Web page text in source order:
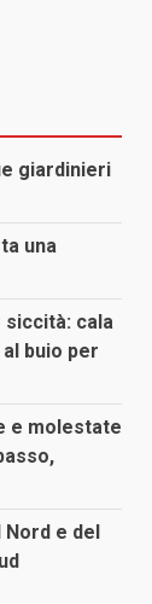
giardinieri
una
siccità: cala
buio per
e molestate
Nord e del